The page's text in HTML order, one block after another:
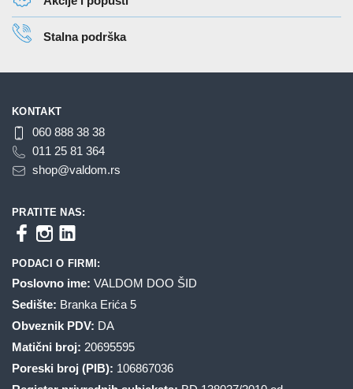
Stalna podrška
KONTAKT
060 888 38 38
011 25 81 364
shop@valdom.rs
PRATITE NAS:
PODACI O FIRMI:
Poslovno ime: VALDOM DOO ŠID
Sedište: Branka Erića 5
Obveznik PDV: DA
Matični broj: 20695595
Poreski broj (PIB): 106867036